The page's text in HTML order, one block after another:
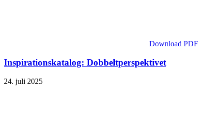
Download PDF
Inspirationskatalog: Dobbeltperspektivet
24. juli 2025